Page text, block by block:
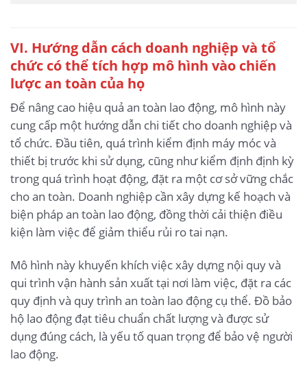
VI. Hướng dẫn cách doanh nghiệp và tổ
chức có thể tích hợp mô hình vào chiến
lược an toàn của họ
Để nâng cao hiệu quả an toàn lao động, mô hình này
cung cấp một hướng dẫn chi tiết cho doanh nghiệp và
tổ chức. Đầu tiên, quá trình kiểm định máy móc và
thiết bị trước khi sử dụng, cũng như kiểm định định kỳ
trong quá trình hoạt động, đặt ra một cơ sở vững chắc
cho an toàn. Doanh nghiệp cần xây dựng kế hoạch và
biện pháp an toàn lao động, đồng thời cải thiện điều
kiện làm việc để giảm thiểu rủi ro tai nạn.
Mô hình này khuyến khích việc xây dựng nội quy và
qui trình vận hành sản xuất tại nơi làm việc, đặt ra các
quy định và quy trình an toàn lao động cụ thể. Đồ bảo
hộ lao động đạt tiêu chuẩn chất lượng và được sử
dụng đúng cách, là yếu tố quan trọng để bảo vệ người
lao động.